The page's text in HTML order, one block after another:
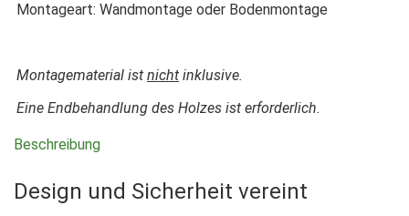
Montageart: Wandmontage oder Bodenmontage
Montagematerial ist nicht inklusive.
Eine Endbehandlung des Holzes ist erforderlich.
Beschreibung
Design und Sicherheit vereint